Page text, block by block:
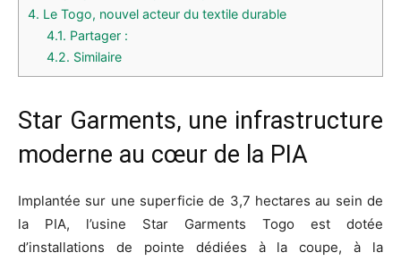
4. Le Togo, nouvel acteur du textile durable
4.1. Partager :
4.2. Similaire
Star Garments, une infrastructure
moderne au cœur de la PIA
Implantée sur une superficie de 3,7 hectares au sein de
la PIA, l’usine Star Garments Togo est dotée
d’installations de pointe dédiées à la coupe, à la